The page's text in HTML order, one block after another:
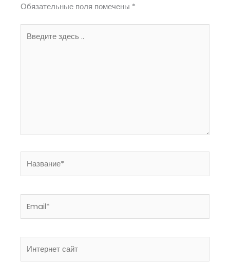
Обязательные поля помечены *
здесь
сайт